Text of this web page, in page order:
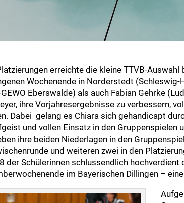
erreichte die kleine TTVB-
Wochenende in Norderstedt
Eberswalde) als auch Fabian Gehrke
ihre Vorjahresergebnisse zu verbessern,
Dabei gelang es Chiara sich gehandicapt
und vollen Einsatz in den Gruppenspielen
ihre beiden Niederlagen in den
und weiteren zwei in den
der Schülerinnen schlussendlich
im Bayerischen Dillingen –